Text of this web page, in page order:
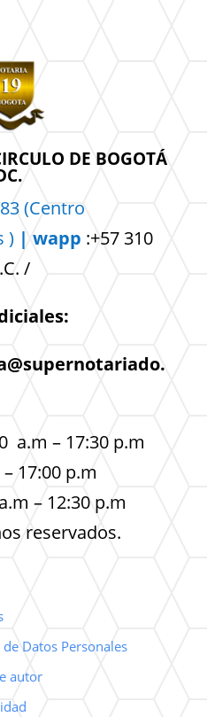
DE BOGOTÁ
(Centro
) | wapp :+57 310
/
a.m – 17:30 p.m
17:00 p.m
– 12:30 p.m
reservados.
Datos Personales
autor